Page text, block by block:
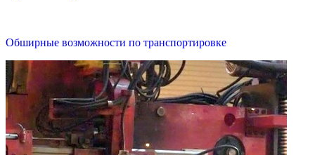
Обширные возможности по транспортировке